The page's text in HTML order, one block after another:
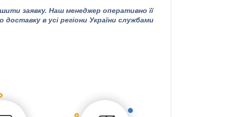
заявку. Наш менеджер оперативно її
в усі регіони України службами